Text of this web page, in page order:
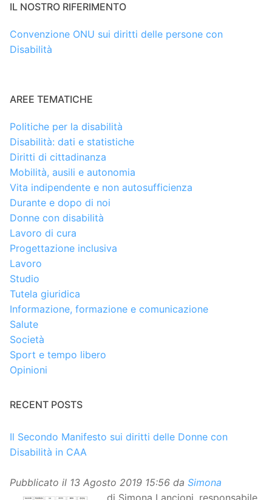
IL NOSTRO RIFERIMENTO
Convenzione ONU sui diritti delle persone con
Disabilità
AREE TEMATICHE
Politiche per la disabilità
Disabilità: dati e statistiche
Diritti di cittadinanza
Mobilità, ausili e autonomia
Vita indipendente e non autosufficienza
Durante e dopo di noi
Donne con disabilità
Lavoro di cura
Progettazione inclusiva
Lavoro
Studio
Tutela giuridica
Informazione, formazione e comunicazione
Salute
Società
Sport e tempo libero
Opinioni
RECENT POSTS
Il Secondo Manifesto sui diritti delle Donne con
Disabilità in CAA
Pubblicato il 13 Agosto 2019 15:56 da Simona